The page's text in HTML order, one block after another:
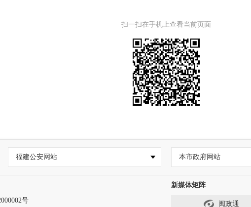
扫一扫在手机上查看当前页面
福建公安网站 本市政府网站
号
新媒体矩阵
闽政通